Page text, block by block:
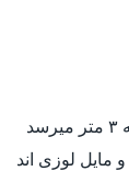
سماق پوسته میوه درختچه ای است که ارتفاع آن به ۳ متر میرسد
لوزی اند